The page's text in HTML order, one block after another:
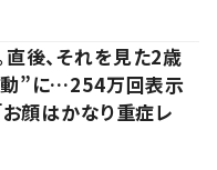
後、それを見た2歳
”に…254万回表示
お顔はかなり重症レ